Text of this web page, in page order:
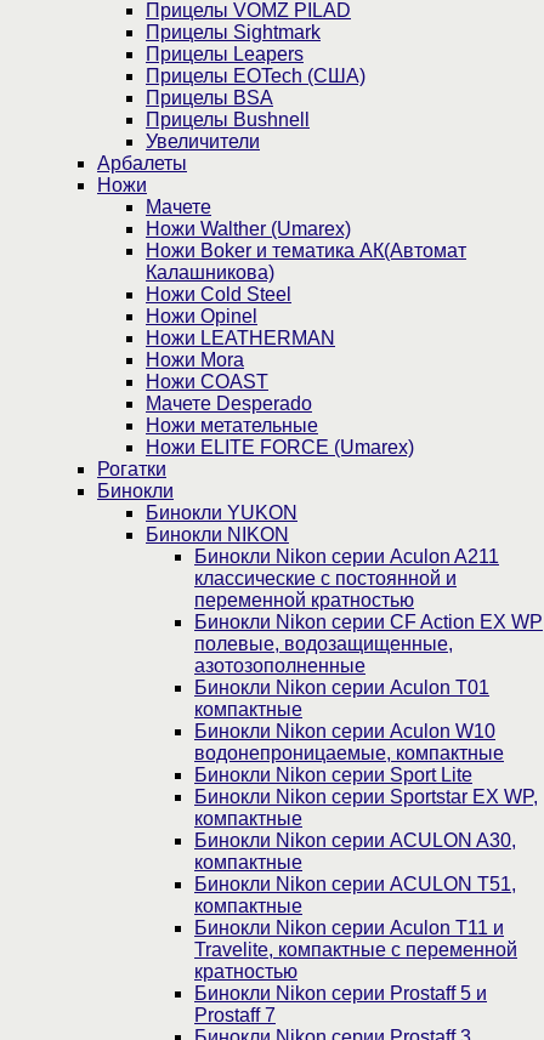
Прицелы VOMZ PILAD
Прицелы Sightmark
Прицелы Leapers
Прицелы EOTech (США)
Прицелы BSA
Прицелы Bushnell
Увеличители
Арбалеты
Ножи
Мачете
Ножи Walther (Umarex)
Ножи Boker и тематика АК(Автомат
Калашникова)
Ножи Cold Steel
Ножи Opinel
Ножи LEATHERMAN
Ножи Mora
Ножи COAST
Мачете Desperado
Ножи метательные
Ножи ELITE FORCE (Umarex)
Рогатки
Бинокли
Бинокли YUKON
Бинокли NIKON
Бинокли Nikon серии Aculon A211
классические с постоянной и
переменной кратностью
Бинокли Nikon серии СF Action EX WP
полевые, водозащищенные,
азотозополненные
Бинокли Nikon серии Aculon T01
компактные
Бинокли Nikon серии Aculon W10
водонепроницаемые, компактные
Бинокли Nikon серии Sport Lite
Бинокли Nikon серии Sportstar EX WP,
компактные
Бинокли Nikon серии ACULON A30,
компактные
Бинокли Nikon серии ACULON Т51,
компактные
Бинокли Nikon серии Aculon T11 и
Travelite, компактные с переменной
кратностью
Бинокли Nikon серии Prostaff 5 и
Prostaff 7